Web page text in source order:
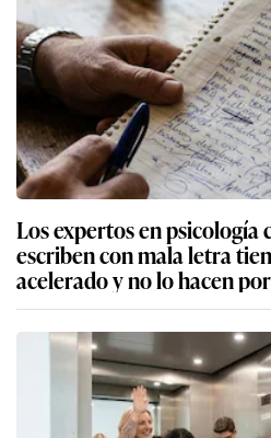
Los expertos en psicología
escriben con mala letra
acelerado y no lo hacen